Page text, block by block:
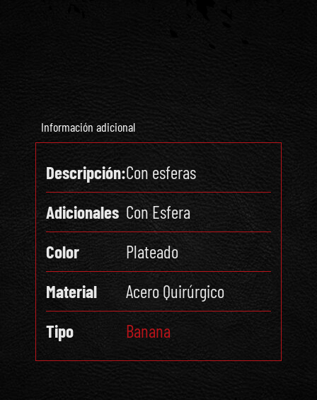
Información adicional
Descripción:Con esferas
Adicionales Con Esfera
Color
Plateado
Material
Acero Quirúrgico
Tipo
Banana